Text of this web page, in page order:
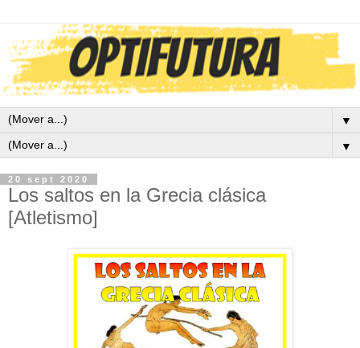
▼
▼
20 sept 2020
Los saltos en la Grecia clásica
[Atletismo]